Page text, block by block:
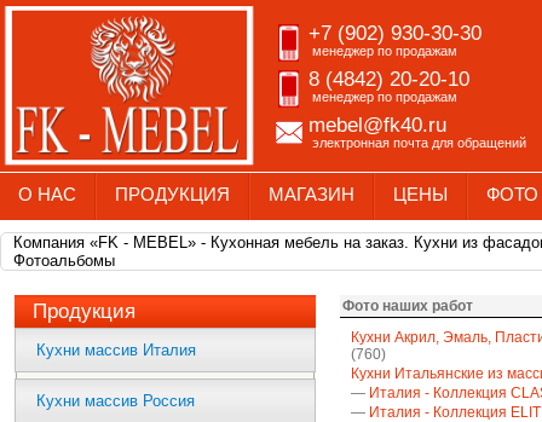
+7 (902) 930-30-30
менеджер по продажам
8 (4842) 20-20-10
менеджер по продажам
mebel@fk40.ru
электронная почта для обращений
О НАС ПРОДУКЦИЯ МАГАЗИН ЦЕНЫ ФОТО
Компания «FK - MEBEL» - Кухонная мебель на заказ. Кухни из
Фотоальбомы
Продукция
Кухни массив Италия
Кухни массив Россия
Фото наших работ
Кухни Акрил, Эмаль,
(760)
Кухни Итальянские из
— Италия - Коллекция
— Италия - Коллекция